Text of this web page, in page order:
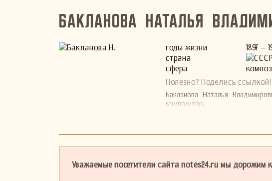
Бакланова Наталья
годы жизни
1897 –
страна
СССР
сфера
Полезно? Поделись ссылкой!
Бакланова Наталья
композитор.
Уважаемые посетители сайта notes24.ru мы дорожим